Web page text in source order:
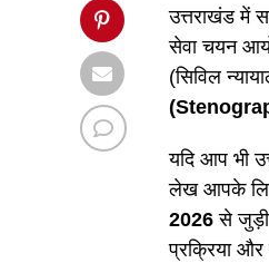
उत्तराखंड में
सेवा चयन
(सिविल
यदि आप भी
लेख आपके
2026 से जुड़ी
प्रक्रिया और